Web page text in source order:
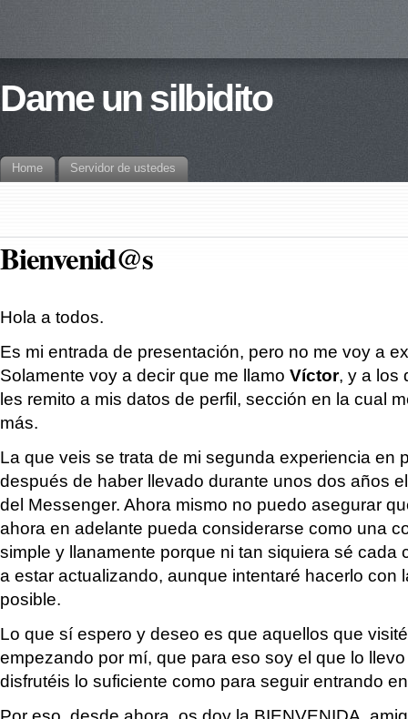
Dame un silbidito
Home Servidor de ustedes
Bienvenid@s
Hola a todos.
Es mi entrada de presentación, pero no me voy a
Solamente voy a decir que me llamo Víctor, y a los
les remito a mis datos de perfil, sección en la cual
más.
La que veis se trata de mi segunda experiencia en
después de haber llevado durante unos dos años
del Messenger. Ahora mismo no puedo asegurar
ahora en adelante pueda considerarse como una
simple y llanamente porque ni tan siquiera sé cada
a estar actualizando, aunque intentaré hacerlo con
posible.
Lo que sí espero y deseo es que aquellos que
empezando por mí, que para eso soy el que lo
disfrutéis lo suficiente como para seguir entrando